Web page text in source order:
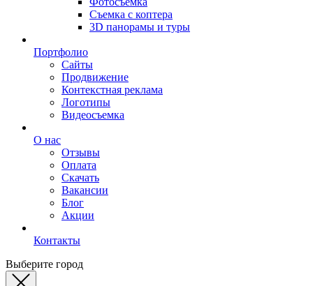
Съемка с коптера
3D панорамы и туры
Портфолио
Сайты
Продвижение
Контекстная реклама
Логотипы
Видеосъемка
О нас
Отзывы
Оплата
Скачать
Вакансии
Блог
Акции
Контакты
Выберите город